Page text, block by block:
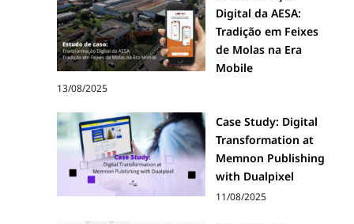
Digital da AESA:
Tradição em Feixes
de Molas na Era
Mobile
13/08/2025
Case Study: Digital
Transformation at
Memnon Publishing
with Dualpixel
11/08/2025